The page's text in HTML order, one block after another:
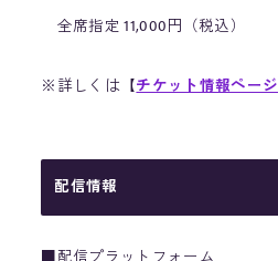
全席指定 11,000円（税込）
※詳しくは【 チケット情報ページ
配信情報